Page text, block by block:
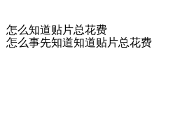
怎么知道贴片总花费
怎么事先知道知道贴片总花费